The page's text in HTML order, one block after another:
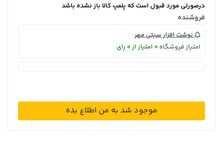
درصورتی مورد قبول است که پلمپ کالا باز نشده باشد
فروشنده
نوشت افزار سیتی مهر
امتیاز فروشگاه 0 امتیاز از 0 رای
موجود شد به من اطلاع بده